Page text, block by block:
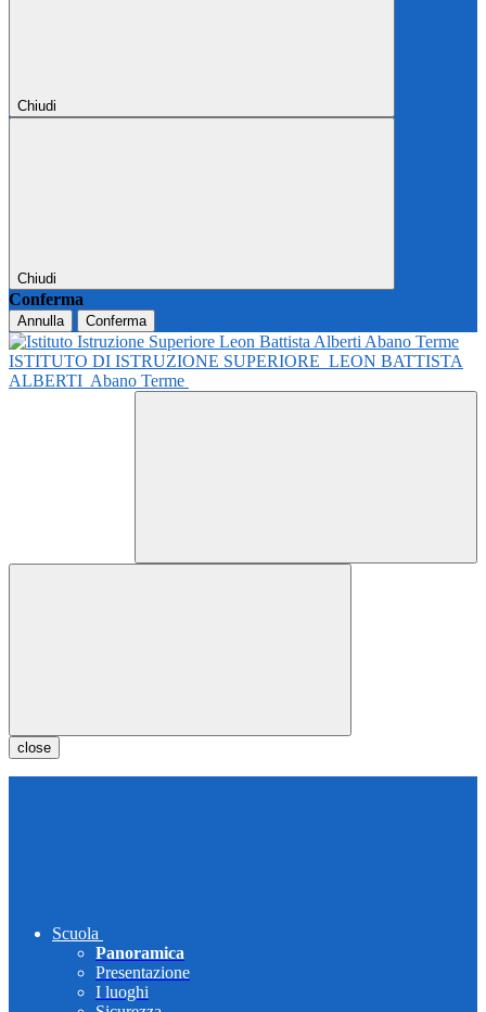
Chiudi
Chiudi
Conferma
Annulla Conferma
ISTITUTO DI ISTRUZIONE SUPERIORE LEON BATTISTA
ALBERTI Abano Terme
close
Scuola
Panoramica
Presentazione
I luoghi